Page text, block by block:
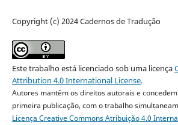
Copyright (c) 2024 Cadernos de Tradução
Este trabalho está licenciado sob uma licença
Attribution 4.0 International License.
Autores mantêm os direitos autorais e
primeira publicação, com o trabalho
Licença Creative Commons Atribuição 4.0